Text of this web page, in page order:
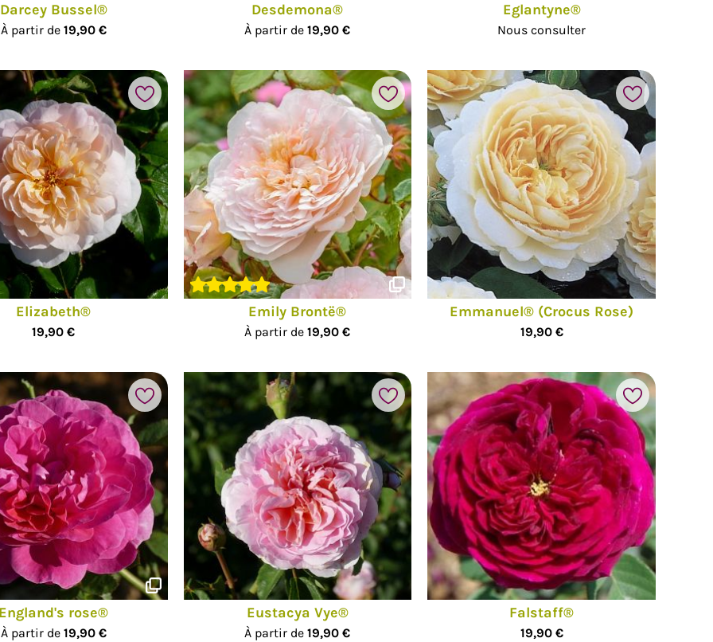
Darcey Bussel®
À partir de 19,90 €
Desdemona®
À partir de19,90 €
Eglantyne®
Nous consulter
Elizabeth®
19,90 €
Emily Brontë®
À partir de19,90 €
Emmanuel® (Crocus Rose)
19,90 €
Ajouter à mes favoris
England's rose®
À partir de 19,90 €
Eustacya Vye®
À partir de19,90 €
Falstaff®
19,90 €
Ajouter à mes favoris